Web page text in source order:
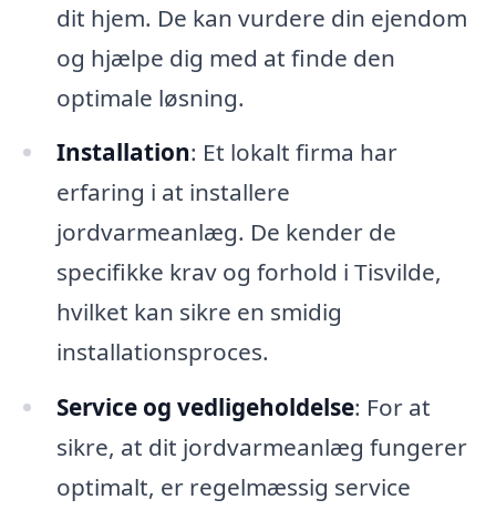
dit hjem. De kan vurdere din ejendom
og hjælpe dig med at finde den
optimale løsning.
Installation: Et lokalt firma har
erfaring i at installere
jordvarmeanlæg. De kender de
specifikke krav og forhold i Tisvilde,
hvilket kan sikre en smidig
installationsproces.
Service og vedligeholdelse: For at
sikre, at dit jordvarmeanlæg fungerer
optimalt, er regelmæssig service